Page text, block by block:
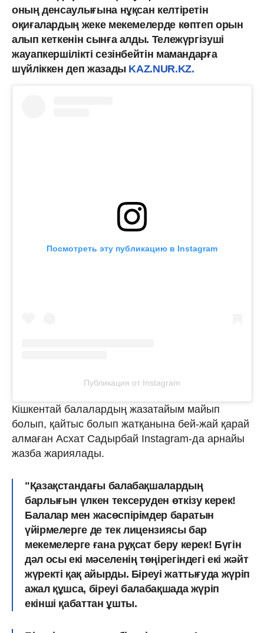
оның денсаулығына нұқсан келтіретін
оқиғалардың жеке мекемелерде көптеп орын
алып кеткенін сынға алды. Тележүргізуші
жауапкершілікті сезінбейтін мамандарға
шүйліккен деп жазады KAZ.NUR.KZ.
Посмотреть эту публикацию в Instagram
Публикация от Instagram
Кішкентай балалардың жазатайым майып
болып, қайтыс болып жатқанына бей-жай қарай
алмаған Асхат Садырбай Instagram-да арнайы
жазба жариялады.
"Қазақстандағы балабақшалардың
барлығын үлкен тексеруден өткізу керек!
Балалар мен жасөспірімдер баратын
үйірмелерге де тек лицензиясы бар
мекемелерге ғана рұқсат беру керек! Бүгін
дәл осы екі мәселенің төңірегіндегі екі жәйт
жүректі қақ айырды. Біреуі жаттығуда жүріп
ажал құшса, біреуі балабақшада жүріп
екінші қабаттан ұшты.